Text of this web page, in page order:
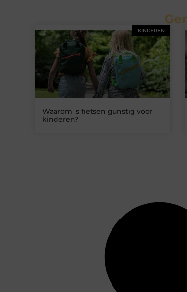
KINDEREN
Waarom is fietsen gunstig voor
kinderen?